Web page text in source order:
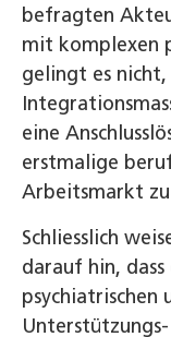
befragten
mit komplexen
gelingt es
eine
erstmalige
Arbeitsmarkt
Schliesslich
darauf hin,
psychiatrischen